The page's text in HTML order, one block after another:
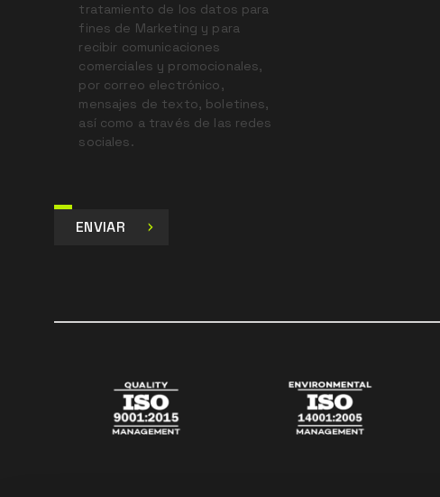
tratamiento de los datos para
fines de Marketing y para
recibir comunicaciones
comerciales y promocionales,
por correo electrónico,
mensajes de texto, boletines,
así como a través de las redes
sociales.
ENVIAR